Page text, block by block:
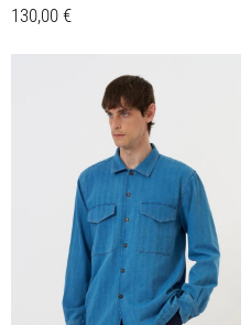
130,00 €
Details
Produkt
mehrere
Varianten
auf.
Die
Optionen
können
auf
der